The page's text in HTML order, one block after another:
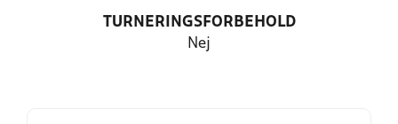
TURNERINGSFORBEHOLD
Nej